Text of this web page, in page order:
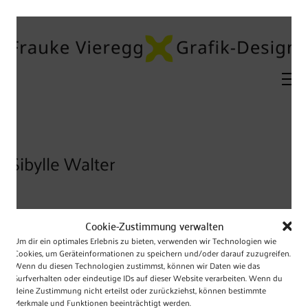
Cookie-Zustimmung verwalten
Um dir ein optimales Erlebnis zu bieten, verwenden wir Technologien wie
Cookies, um Geräteinformationen zu speichern und/oder darauf zuzugreifen.
Wenn du diesen Technologien zustimmst, können wir Daten wie das
Surfverhalten oder eindeutige IDs auf dieser Website verarbeiten. Wenn du
deine Zustimmung nicht erteilst oder zurückziehst, können bestimmte
Merkmale und Funktionen beeinträchtigt werden.
Sibylle Walter
Projekt
Zweisprachige Web-Visitenkarte für Sibylle Walter, beeidigte
Diplom-Übersetzerin für die spanische Sprache